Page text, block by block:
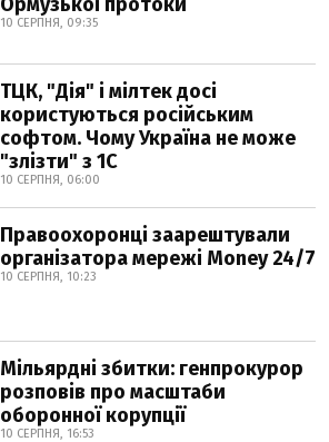
10 СЕРПНЯ, 09:35
ТЦК, "Дія" і мілтек досі
користуються російським
софтом. Чому Україна не може
"злізти" з 1С
10 СЕРПНЯ, 06:00
Правоохоронці заарештували
організатора мережі Money 24/7
10 СЕРПНЯ, 10:23
Мільярдні збитки: генпрокурор
розповів про масштаби
оборонної корупції
10 СЕРПНЯ, 16:53